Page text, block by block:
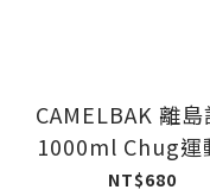
CAMELBAK 離島
1000ml Chug運
瓶
NT$680